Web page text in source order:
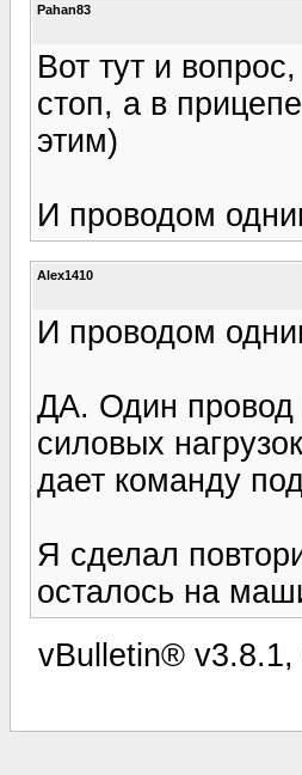
Pahan83
Вот тут и
стоп, а в
этим)
И проводом
Alex1410
И проводом
ДА. Один провод
силовых
дает команду
Я сделал
осталось на
vBulletin®